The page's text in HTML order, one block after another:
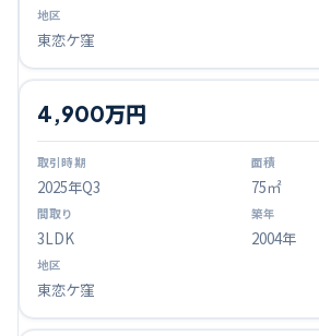
東恋ケ窪
2025年Q3
4,900万円
75㎡
3LDK 2004年
東恋ケ窪